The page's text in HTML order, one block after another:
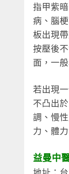
指甲紫
病、腦
板出現
按壓後
面，一
若出現
不凸出
調、慢
力、體
益曼中